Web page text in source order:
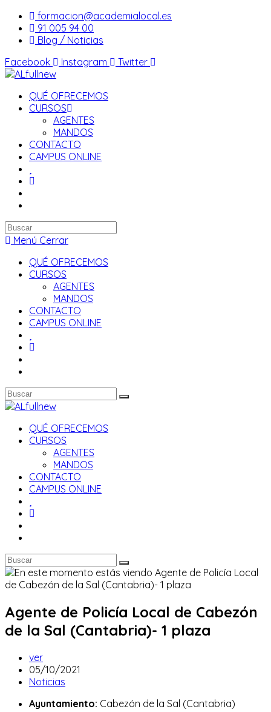
Saltar
contenido
formacion@academialocal.es
91 005 94 00
Blog / Noticias
Facebook
Instagram Twitter
QUÉ OFRECEMOS
CURSOS
AGENTES
MANDOS
CONTACTO
CAMPUS ONLINE
Buscar
en
web
Menú Cerrar
QUÉ OFRECEMOS
CURSOS
AGENTES
MANDOS
CONTACTO
CAMPUS ONLINE
QUÉ OFRECEMOS
CURSOS
AGENTES
MANDOS
CONTACTO
CAMPUS ONLINE
Agente de Policía Local de Cabezón
de la Sal (Cantabria)- 1 plaza
Autor
de
la
ver
Publicación
de
entrada:
05/10/2021
Categoría
la
Noticias
Ayuntamiento: Cabezón de la Sal (Cantabria)